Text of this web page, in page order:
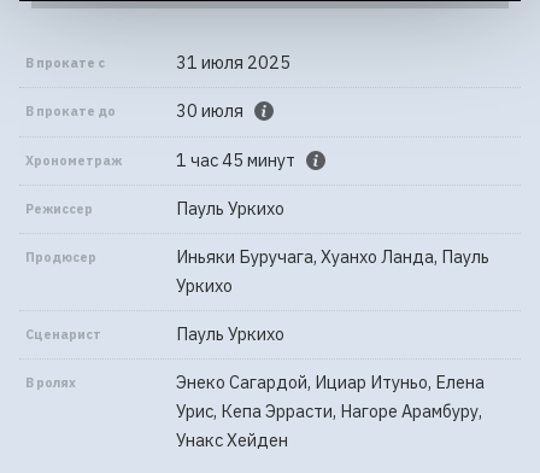
В прокате с 31 июля 2025
В прокате до 30 июля
Хронометраж 1 час 45 минут
Режиссер Пауль Уркихо
Продюсер
Иньяки Буручага, Хуанхо Ланда, Пауль
Уркихо
Сценарист Пауль Уркихо
В ролях
Энеко Сагардой, Ициар Итуньо, Елена
Урис, Кепа Эррасти, Нагоре Арамбуру,
Унакс Хейден